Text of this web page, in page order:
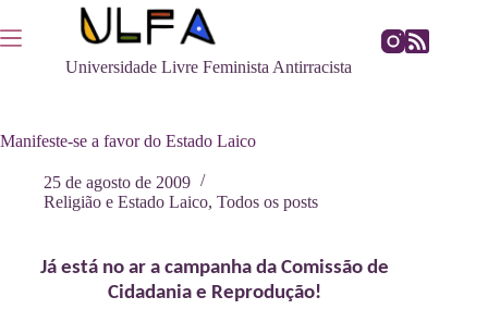
para
o
Universidade Livre Feminista Antirracista
Manifeste-se a favor do Estado Laico
25 de agosto de 2009
Religião e Estado Laico, Todos os posts
Já está no ar a campanha da Comissão de
Cidadania e Reprodução!